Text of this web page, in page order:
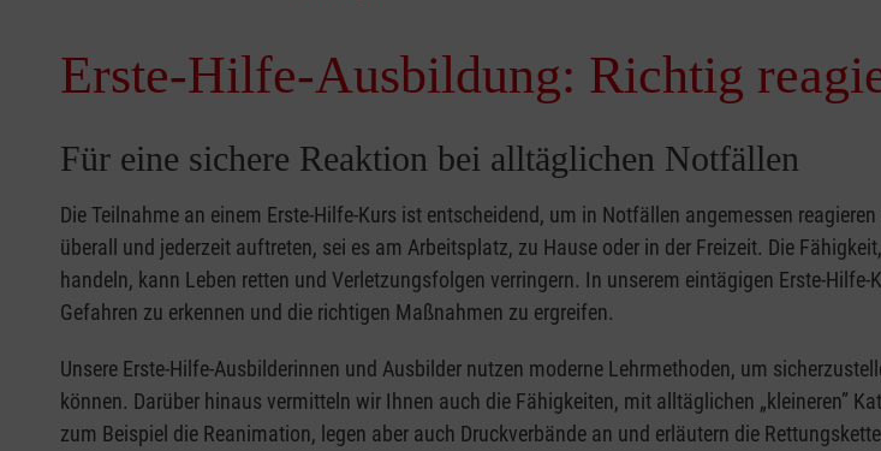
Erste-Hilfe-Ausbildung: Richtig
Für eine sichere Reaktion bei alltäglichen Notfällen
Die Teilnahme an einem Erste-Hilfe-Kurs ist entscheidend, um in Notfällen angemessen
überall und jederzeit auftreten, sei es am Arbeitsplatz, zu Hause oder in der Freizeit. Die
handeln, kann Leben retten und Verletzungsfolgen verringern. In unserem eintägigen Erste-Hilfe-
Gefahren zu erkennen und die richtigen Maßnahmen zu ergreifen.
Unsere Erste-Hilfe-Ausbilderinnen und Ausbilder nutzen moderne Lehrmethoden, um
können. Darüber hinaus vermitteln wir Ihnen auch die Fähigkeiten, mit alltäglichen „kleineren”
zum Beispiel die Reanimation, legen aber auch Druckverbände an und erläutern die